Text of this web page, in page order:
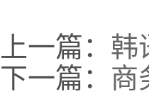
上一篇： 韩
下一篇： 商